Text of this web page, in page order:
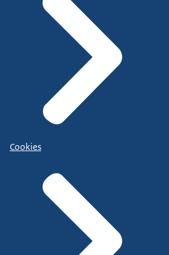
Cookies